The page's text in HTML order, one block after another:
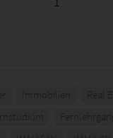
Immobilien
Real